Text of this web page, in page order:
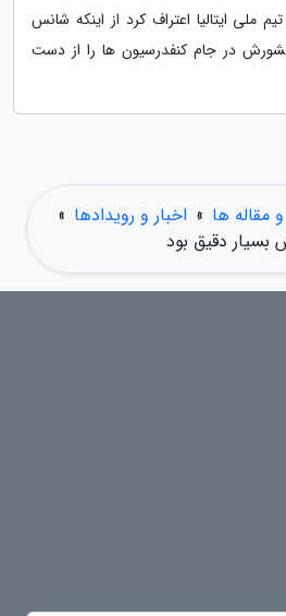
ملی ایتالیا اعتراف کرد از اینکه شانس
در جام کنفدرسیون ها را از دست
مقاله ها » اخبار و رویدادها »
بسیار دقیق بود